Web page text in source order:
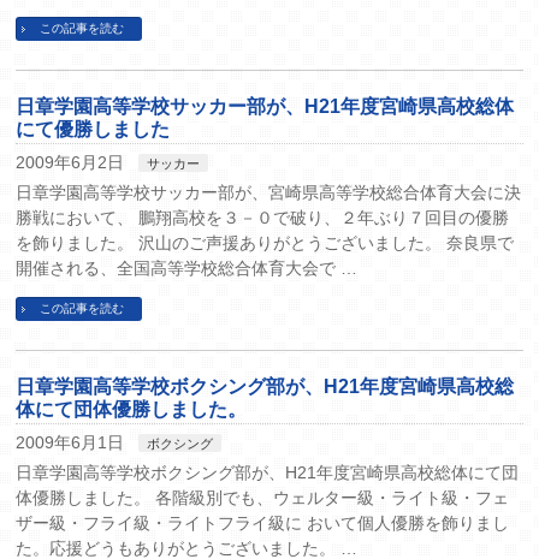
この記事を読む
日章学園高等学校サッカー部が、H21年度宮崎県高校総体
にて優勝しました
2009年6月2日 サッカー
日章学園高等学校サッカー部が、宮崎県高等学校総合体育大会に決
勝戦において、 鵬翔高校を３－０で破り、２年ぶり７回目の優勝
を飾りました。 沢山のご声援ありがとうございました。 奈良県で
開催される、全国高等学校総合体育大会で …
この記事を読む
日章学園高等学校ボクシング部が、H21年度宮崎県高校総
体にて団体優勝しました。
2009年6月1日 ボクシング
日章学園高等学校ボクシング部が、H21年度宮崎県高校総体にて団
体優勝しました。 各階級別でも、ウェルター級・ライト級・フェ
ザー級・フライ級・ライトフライ級に おいて個人優勝を飾りまし
た。応援どうもありがとうございました。 …